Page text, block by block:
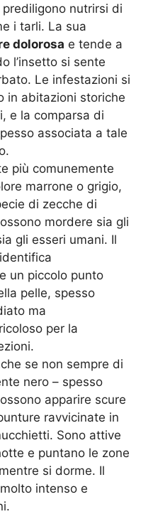
nutrirsi di
i tarli. La sua
dolorosa e tende a
l’insetto si sente
Le infestazioni si
in abitazioni storiche
e la comparsa di
associata a tale
più comunemente
marrone o grigio,
di zecche di
mordere sia gli
gli esseri umani. Il
un piccolo punto
pelle, spesso
ma
per la
se non sempre di
nero – spesso
apparire scure
ravvicinate in
Sono attive
e puntano le zone
si dorme. Il
intenso e